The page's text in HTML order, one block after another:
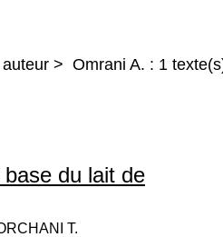
> Omrani A. : 1
du lait de
T.